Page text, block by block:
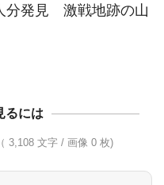
分発見　激戦地跡の山
るには
3,108 文字 / 画像 0 枚)